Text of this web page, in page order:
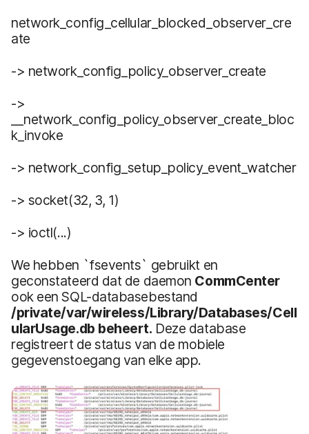
network_config_cellular_blocked_observer_cre
ate
-> network_config_policy_observer_create
->
__network_config_policy_observer_create_bloc
k_invoke
-> network_config_setup_policy_event_watcher
-> socket(32, 3, 1)
-> ioctl(...)
We hebben `fsevents` gebruikt en
geconstateerd dat de daemon CommCenter
ook een SQL-databasebestand
/private/var/wireless/Library/Databases/Cell
ularUsage.db beheert. Deze database
registreert de status van de mobiele
gegevenstoegang van elke app.